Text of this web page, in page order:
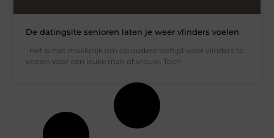
De datingsite senioren laten je weer vlinders voelen
Het is niet makkelijk om op oudere leeftijd weer vlinders te
voelen voor een leuke man of vrouw. Toch